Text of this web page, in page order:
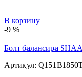
В корзину
-9 %
Болт балансира
Артикул: